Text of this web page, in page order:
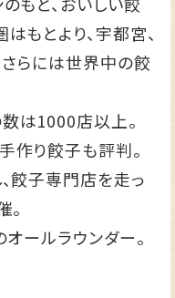
もとより、宇都宮、
らには世界中の餃
は1000店以上。
作り餃子も評判。
餃子専門店を走っ
。
オールラウンダー。